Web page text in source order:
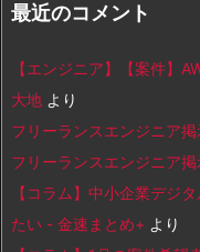
最近のコメント
【エンジニア】【案件】
大地 より
フリーランスエンジニア掲
フリーランスエンジニア掲
【コラム】中小企業デジ
たい - 金速まとめ+ より